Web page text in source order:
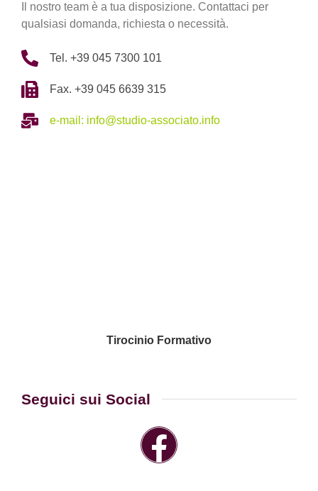
Il nostro team è a tua disposizione. Contattaci per
qualsiasi domanda, richiesta o necessità.
Tel. +39 045 7300 101
Fax. +39 045 6639 315
e-mail: info@studio-associato.info
Tirocinio Formativo
Seguici sui Social